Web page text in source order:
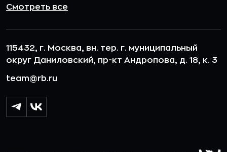
Смотреть все
115432, г. Москва, вн. тер. г. муниципальный
округ Даниловский, пр-кт Андропова, д. 18, к. 3
team@rb.ru